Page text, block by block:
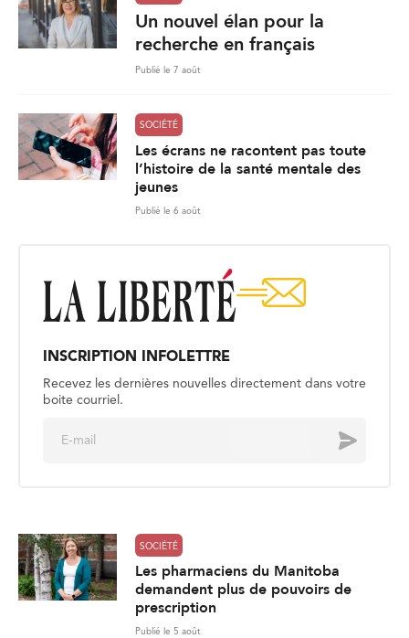
Un nouvel élan pour la
recherche en français
Publié le 7 août
SOCIÉTÉ
Les écrans ne racontent pas toute
l’histoire de la santé mentale des
jeunes
Publié le 6 août
INSCRIPTION INFOLETTRE
Recevez les dernières nouvelles directement dans votre
boite courriel.
Envoyer
SOCIÉTÉ
Les pharmaciens du Manitoba
demandent plus de pouvoirs de
prescription
Publié le 5 août